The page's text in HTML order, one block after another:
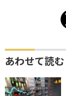
あわせて読む